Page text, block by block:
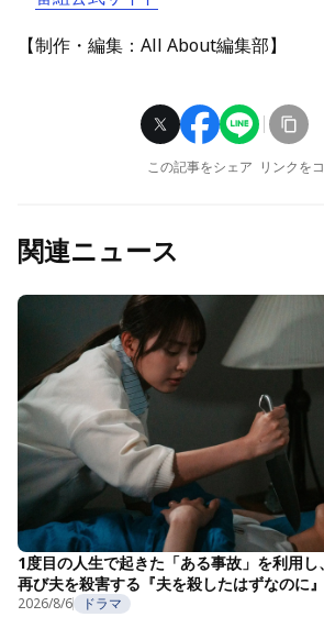
【制作・編集：All About編集部】
この記事をシェア リンクを
関連ニュース
1度目の人生で起きた「ある事故」を利用
再び夫を殺害する『夫を殺したはずなのに
2026/8/6 ドラマ